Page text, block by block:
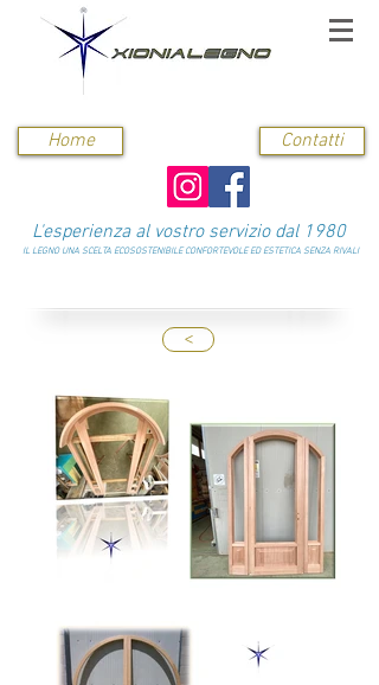
Home Contatti
L'esperienza al vostro servizio dal 1980
IL LEGNO UNA SCELTA ECOSOSTENIBILE CONFORTEVOLE ED ESTETICA SENZA RIVALI
<